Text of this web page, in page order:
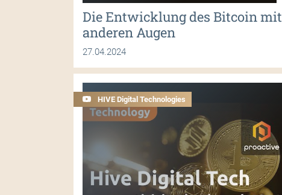
Die Entwicklung des Bitcoin mit
anderen Augen
27.04.2024
HIVE Digital Technologies